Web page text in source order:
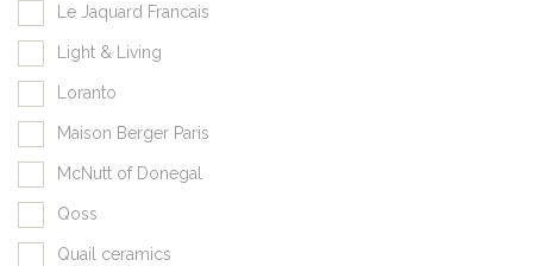
Le Jaquard Francais
Light & Living
Loranto
Maison Berger Paris
McNutt of Donegal
Qoss
Quail ceramics